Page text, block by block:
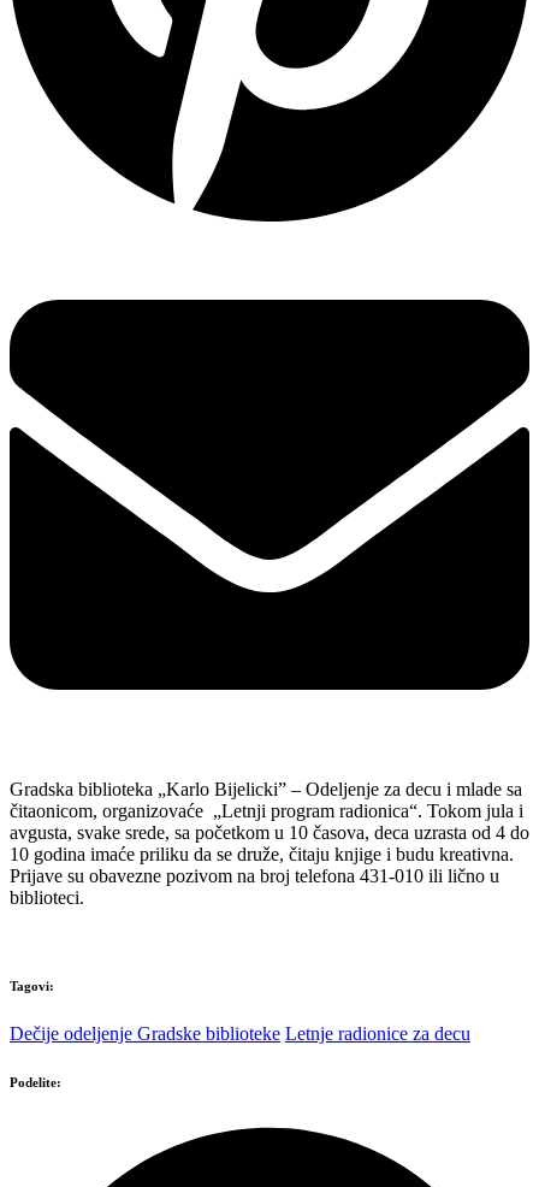
Gradska biblioteka „Karlo Bijelicki” – Odeljenje za decu i mlade sa
čitaonicom, organizovaće „Letnji program radionica“. Tokom jula i
avgusta, svake srede, sa početkom u 10 časova, deca uzrasta od 4 do
10 godina imaće priliku da se druže, čitaju knjige i budu kreativna.
Prijave su obavezne pozivom na broj telefona 431-010 ili lično u
biblioteci.
Tagovi:
Dečije odeljenje Gradske biblioteke Letnje radionice za decu
Podelite: